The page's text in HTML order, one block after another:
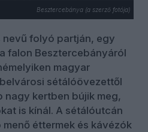
Besztercebánya (a szerző fotója)
nevű folyó partján, egy
falon Besztercebányáról
magyar
sétálóövezettől
nagy kertben bújik meg,
is kínál. A sétálóutcán
éttermek és kávézók